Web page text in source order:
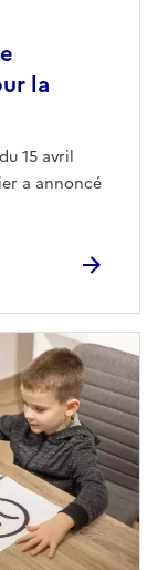
la
15 avril
a annoncé